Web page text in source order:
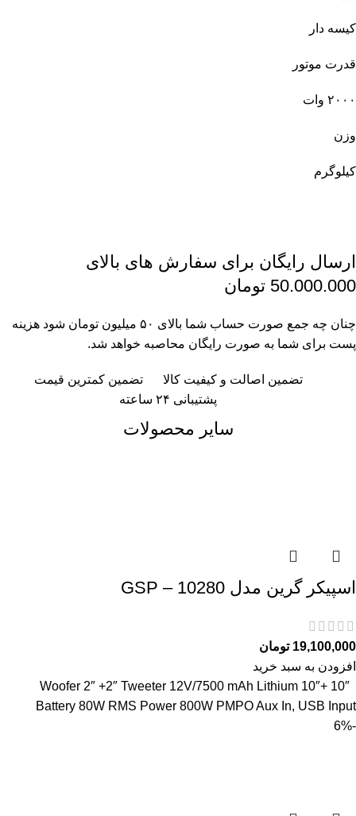
کیسه دار
قدرت موتور
۲۰۰۰ وات
وزن
کیلوگرم
ارسال رایگان برای سفارش های بالای
50.000.000 تومان
چنان چه جمع صورت حساب شما بالای ۵۰ میلیون تومان شود هزینه
پست برای شما به صورت رایگان محاصبه خواهد شد.
تضمین اصالت و کیفیت کالا
تضمین کمترین قیمت
پشتیبانی ۲۴ ساعته
سایر محصولات
اسپیکر گرین مدل GSP – 10280
19,100,000 تومان
افزودن به سبد خرید
10″ +10″ Woofer 2″ +2″ Tweeter 12V/7500 mAh Lithium
Battery 80W RMS Power 800W PMPO Aux In, USB Input
-6%